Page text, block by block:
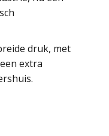
druk, met
extra